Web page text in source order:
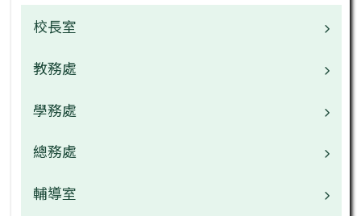
校長室
校長介紹
校園公告
教務處
業務職掌
校園公告
常用連結
學務處
業務職掌
校園公告
總務處
業務職掌
輔導室